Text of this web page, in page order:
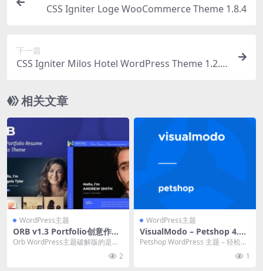
CSS Igniter Loge WooCommerce Theme 1.8.4
下一篇
CSS Igniter Milos Hotel WordPress Theme 1.2.2
相关文章
WordPress主题
ORB v1.3 Portfolio创意作品
集WordPress主题下载
Orb WordPress主题破解版的是任
2
WordPress主题
VisualModo – Petshop 4.0.
4 主题下载
Petshop WordPress 主题 – 轻松为
1